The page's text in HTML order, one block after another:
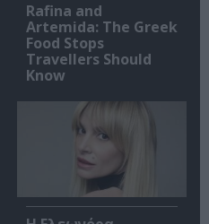
Rafina and
Artemida: The Greek
Food Stops
Travellers Should
Know